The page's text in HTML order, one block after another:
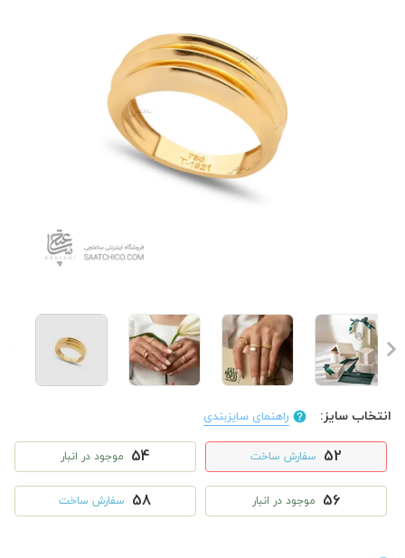
انتخاب سایز: راهنمای سایزبندی
52 سفارش ساخت 54 موجود در انبار
56 موجود در انبار 58 سفارش ساخت